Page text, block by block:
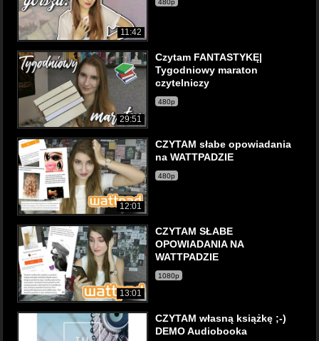
11:42
480p
29:51
Czytam FANTASTYKĘ|
Tygodniowy maraton
czytelniczy
480p
12:01
CZYTAM słabe opowiadania
na WATTPADZIE
480p
13:01
CZYTAM SŁABE
OPOWIADANIA NA
WATTPADZIE
1080p
CZYTAM własną książkę ;-)
DEMO Audiobooka